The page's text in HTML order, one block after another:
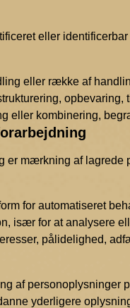
eller
eller række af
eller kombinering,
er mærkning af lagrede
for automatiseret
især for at analysere
pålidelighed,
af personoplysninger
yderligere